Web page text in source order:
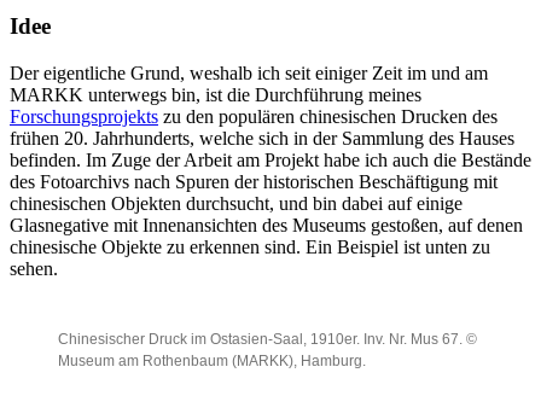
Idee
Der eigentliche Grund, weshalb ich seit einiger Zeit im und am
MARKK unterwegs bin, ist die Durchführung meines
Forschungsprojekts zu den populären chinesischen Drucken des
frühen 20. Jahrhunderts, welche sich in der Sammlung des Hauses
befinden. Im Zuge der Arbeit am Projekt habe ich auch die Bestände
des Fotoarchivs nach Spuren der historischen Beschäftigung mit
chinesischen Objekten durchsucht, und bin dabei auf einige
Glasnegative mit Innenansichten des Museums gestoßen, auf denen
chinesische Objekte zu erkennen sind. Ein Beispiel ist unten zu
sehen.
Chinesischer Druck im Ostasien-Saal, 1910er. Inv. Nr. Mus 67. ©
Museum am Rothenbaum (MARKK), Hamburg.